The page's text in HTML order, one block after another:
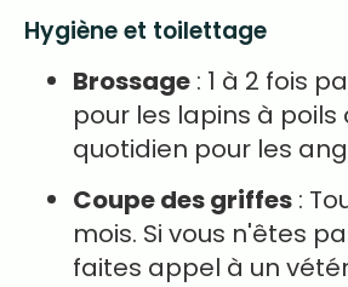
Hygiène et toilettage
Brossage : 1 à 2 fois
pour les lapins à poils
quotidien pour les
Coupe des griffes :
mois. Si vous n'êtes
faites appel à un